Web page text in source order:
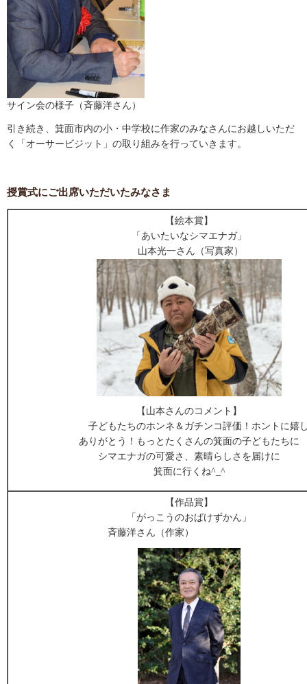
サイン会の様子（斉藤洋さん）
引き続き、箕面市内の小・中学校に作家のみなさんにお越しいただ
く「オーサービジット」の取り組みを行っていきます。
授賞式にご出席いただいたみなさま
【絵本賞】
「あいたいなシマエナガ」
山本光一さん（写真家）
【山本さんのコメント】
子どもたちのホンネ＆ガチンコ評価！ホントに嬉
ありがとう！もっとたくさんの箕面の子どもたちに
シマエナガの可愛さ、素晴らしさを届けに
箕面に行くね^_^
【作品賞】
「がっこうのおばけずかん」
斉藤洋さん（作家）